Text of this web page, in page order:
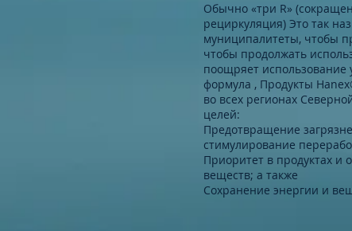
Обычно «три R»
рециркуляция) Это так
муниципалитеты, чтобы
чтобы продолжать
поощряет использование
формула , Продукты
во всех регионах
целей:
Предотвращение
стимулирование
Приоритет в продуктах и
веществ; а также
Сохранение энергии и